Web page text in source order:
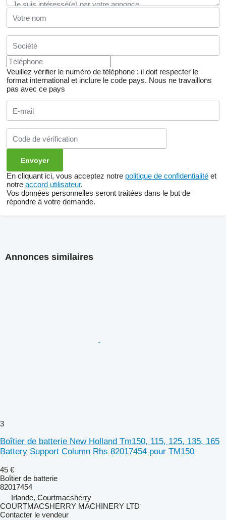
Veuillez vérifier le numéro de téléphone : il doit respecter le
format international et inclure le code pays. Nous ne travaillons
pas avec ce pays
En cliquant ici, vous acceptez notre politique de confidentialité et
notre accord utilisateur.
Vos données personnelles seront traitées dans le but de
répondre à votre demande.
Annonces similaires
3
Boîtier de batterie New Holland Tm150, 115, 125, 135, 165
Battery Support Column Rhs 82017454 pour TM150
45 €
Boîtier de batterie
82017454
Irlande, Courtmacsherry
COURTMACSHERRY MACHINERY LTD
Contacter le vendeur